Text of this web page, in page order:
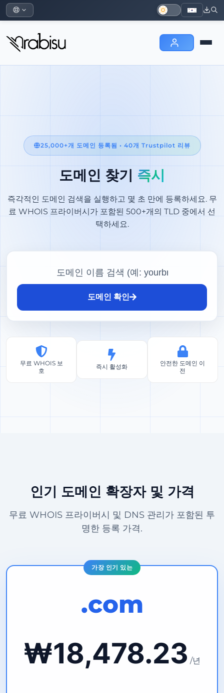
25,000+개 도메인 등록됨 • 40개 Trustpilot 리뷰
도메인 찾기 즉시
즉각적인 도메인 검색을 실행하고 몇 초 만에 등록하세요. 무
료 WHOIS 프라이버시가 포함된 500+개의 TLD 중에서 선
택하세요.
도메인 확인
무료 WHOIS 보
호
즉시 활성화
안전한 도메인 이
전
인기 도메인 확장자 및 가격
무료 WHOIS 프라이버시 및 DNS 관리가 포함된 투
명한 등록 가격.
가장 인기 있는
.com
₩18,478.23 /년